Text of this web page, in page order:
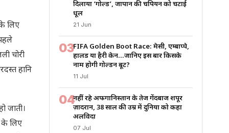
लिए
चोरी
हानि
जाती।
के लिए
दिलाया ‘गोल्ड’, जापान की चैंपियन को चटाई
धूल
21 Jun
03FIFA Golden Boot Race: मेसी, एम्बाप्पे,
हालैंड या हैरी केन…जानिए इस बार किसके
नाम होगी गोल्डन बूट?
11 Jul
04नहीं रहे अफगानिस्तान के तेज गेंदबाज शपूर
ज़ादरान, 38 साल की उम्र में दुनिया को कहा
अलविदा
07 Jul